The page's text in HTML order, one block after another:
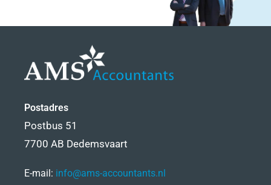
Postadres
Postbus 51
7700 AB Dedemsvaart
E-mail: info@ams-accountants.nl